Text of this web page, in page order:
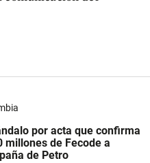
por acta que confirma
millones de Fecode a
de Petro